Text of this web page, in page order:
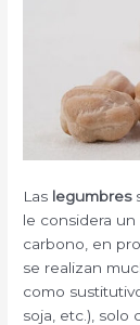
Las legumbres
le considera
carbono, en
se realizan
como
soja, etc.), solo